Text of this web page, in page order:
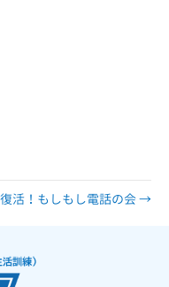
復活！もしもし電話の会 →